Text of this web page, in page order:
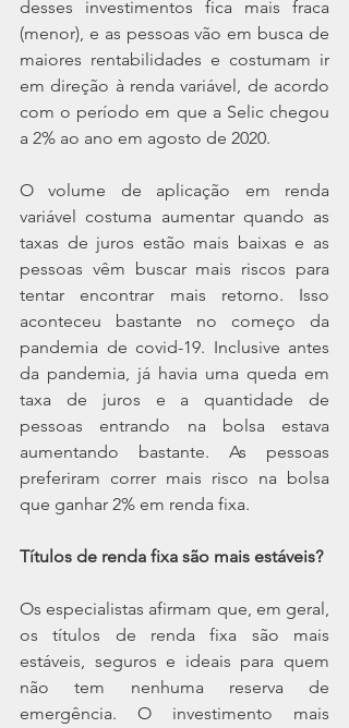
desses investimentos fica mais fraca
(menor), e as pessoas vão em busca de
maiores rentabilidades e costumam ir
em direção à renda variável, de acordo
com o período em que a Selic chegou
a 2% ao ano em agosto de 2020.
O volume de aplicação em renda
variável costuma aumentar quando as
taxas de juros estão mais baixas e as
pessoas vêm buscar mais riscos para
tentar encontrar mais retorno. Isso
aconteceu bastante no começo da
pandemia de covid-19. Inclusive antes
da pandemia, já havia uma queda em
taxa de juros e a quantidade de
pessoas entrando na bolsa estava
aumentando bastante. As pessoas
preferiram correr mais risco na bolsa
que ganhar 2% em renda fixa.
Títulos de renda fixa são mais estáveis?
Os especialistas afirmam que, em geral,
os títulos de renda fixa são mais
estáveis, seguros e ideais para quem
não tem nenhuma reserva de
emergência. O investimento mais